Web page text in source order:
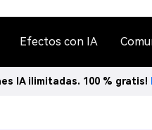
Efectos con IA
IA ilimitadas. 100 % gratis!